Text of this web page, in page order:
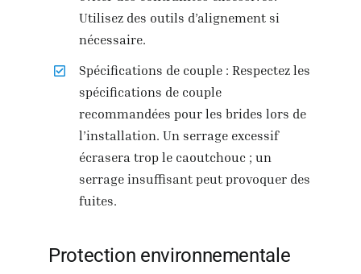
Utilisez des outils d’alignement si
nécessaire.
Spécifications de couple : Respectez les
spécifications de couple
recommandées pour les brides lors de
l’installation. Un serrage excessif
écrasera trop le caoutchouc ; un
serrage insuffisant peut provoquer des
fuites.
Protection environnementale